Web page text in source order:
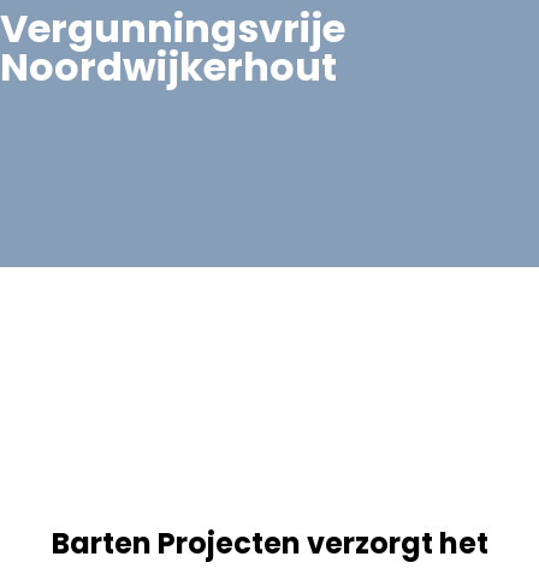
Vergunningsvrije
Noordwijkerhout
Barten Projecten verzorgt het